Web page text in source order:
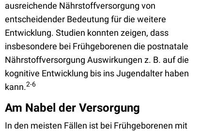
ausreichende Nährstoffversorgung von
entscheidender Bedeutung für die weitere
Entwicklung. Studien konnten zeigen, dass
insbesondere bei Frühgeborenen die postnatale
Nährstoffversorgung Auswirkungen z. B. auf die
kognitive Entwicklung bis ins Jugendalter haben
kann.2-6
Am Nabel der Versorgung
In den meisten Fällen ist bei Frühgeborenen mit